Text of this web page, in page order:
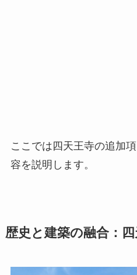
ここでは四天王寺の追加
容を説明します。
歴史と建築の融合：